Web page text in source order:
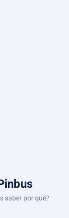
saber por qué?